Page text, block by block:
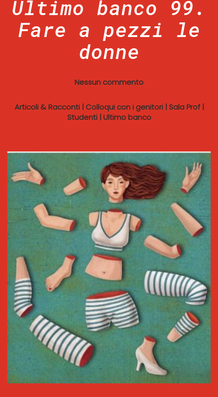
Ultimo banco 99.
Fare a pezzi le
donne
Nessun commento
Articoli & Racconti| Colloqui con i genitori| Sala Prof|
Studenti| Ultimo banco